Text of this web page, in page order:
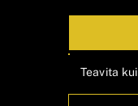
Teavita